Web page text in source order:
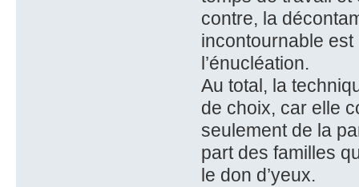
contre, la
incontournable
l’énucléation.
Au total, la
de choix, car elle
seulement de la
part des familles
le don d’yeux.